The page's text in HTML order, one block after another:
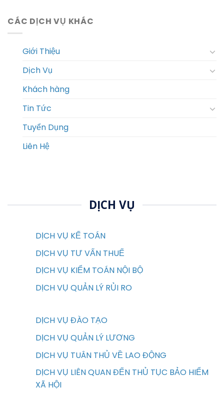
CÁC DỊCH VỤ KHÁC
Giới Thiệu
Dịch Vụ
Khách hàng
Tin Tức
Tuyển Dụng
Liên Hệ
DỊCH VỤ
DỊCH VỤ KẾ TOÁN
DỊCH VỤ TƯ VẤN THUẾ
DỊCH VỤ KIỂM TOÁN NỘI BỘ
DỊCH VỤ QUẢN LÝ RỦI RO
DỊCH VỤ ĐÀO TẠO
DỊCH VỤ QUẢN LÝ LƯƠNG
DỊCH VỤ TUÂN THỦ VỀ LAO ĐỘNG
DỊCH VỤ LIÊN QUAN ĐẾN THỦ TỤC BẢO HIỂM
XÃ HỘI